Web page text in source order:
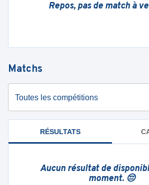
Repos, pas de match à
Matchs
Toutes les compétitions
RÉSULTATS
Aucun résultat de
moment. 😔